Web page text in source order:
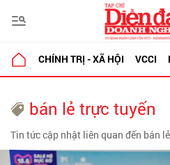
CHÍNH TRỊ - XÃ HỘI VCCI
bán lẻ trực tuyến
Tin tức cập nhật liên quan đến bán